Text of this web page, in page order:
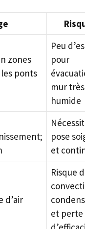
zones
ponts
Peu
pour
mur très
humide
pose
et
d’air
Risque
et perte